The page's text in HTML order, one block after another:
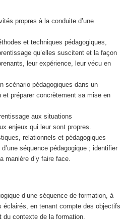
propres à la conduite d’une
et techniques pédagogiques,
qu’elles suscitent et la façon
leur expérience, leur vécu en
scénario pédagogiques dans un
préparer concrètement sa mise en
aux situations
enjeux qui leur sont propres.
relationnels et pédagogiques
séquence pédagogique ; identifier
manière d’y faire face.
d’une séquence de formation, à
éclairés, en tenant compte des objectifs
du contexte de la formation.